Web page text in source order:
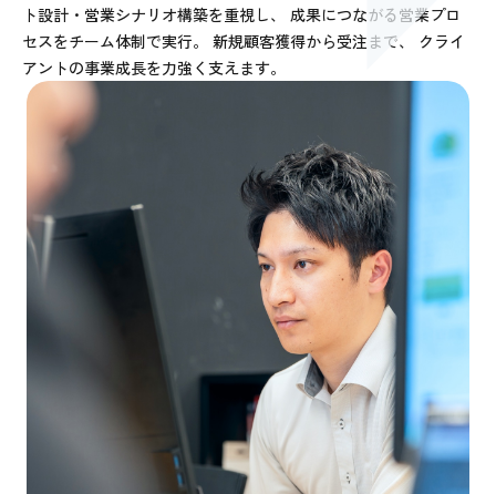
ト設計・営業シナリオ構築を重視し、
成果につながる営業プロ
セスをチーム体制で実行。
新規顧客獲得から受注まで、
クライ
アントの事業成長を力強く支えます。